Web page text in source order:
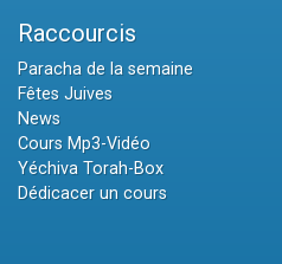
Raccourcis
Paracha de la semaine
Fêtes Juives
News
Cours Mp3-Vidéo
Yéchiva Torah-Box
Dédicacer un cours